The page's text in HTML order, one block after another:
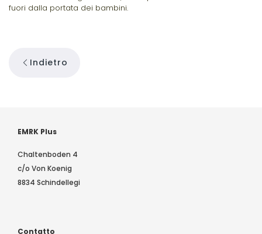
fuori dalla portata dei bambini.
Indietro
EMRK Plus
Chaltenboden 4
c/o Von Koenig
8834 Schindellegi
Contatto